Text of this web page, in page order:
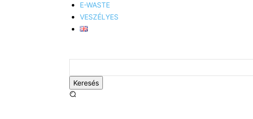
E-WASTE
VESZÉLYES
Keresés